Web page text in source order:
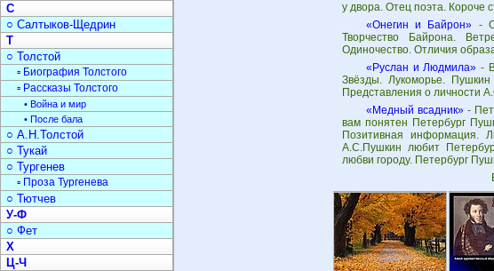
у двора. Отец поэта. Короче
«Онегин и Байрон» -
Творчество Байрона.
Одиночество. Отличия
«Руслан и Людмила» -
Звёзды. Лукоморье.
Представления о личности
«Медный всадник»-
вам понятен Петербург
Позитивная информация.
А.С.Пушкин любит
любви городу. Петербург
С
○ Салтыков-Щедрин
Т
○ Толстой
▫ Биография Толстого
▫ Рассказы Толстого
• Война и мир
• После бала
○ А.Н.Толстой
○ Тукай
○ Тургенев
▫ Проза Тургенева
○ Тютчев
У-Ф
○ Фет
Х
Ц-Ч